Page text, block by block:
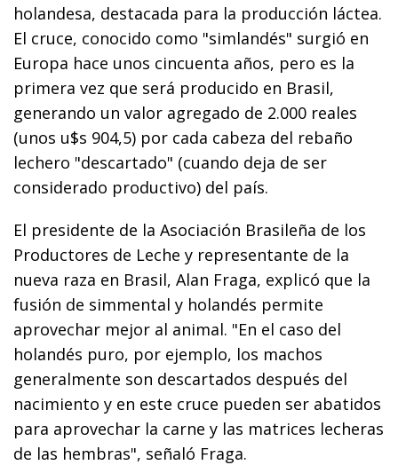
holandesa, destacada para la producción láctea.
El cruce, conocido como "simlandés" surgió en
Europa hace unos cincuenta años, pero es la
primera vez que será producido en Brasil,
generando un valor agregado de 2.000 reales
(unos u$s 904,5) por cada cabeza del rebaño
lechero "descartado" (cuando deja de ser
considerado productivo) del país.
El presidente de la Asociación Brasileña de los
Productores de Leche y representante de la
nueva raza en Brasil, Alan Fraga, explicó que la
fusión de simmental y holandés permite
aprovechar mejor al animal. "En el caso del
holandés puro, por ejemplo, los machos
generalmente son descartados después del
nacimiento y en este cruce pueden ser abatidos
para aprovechar la carne y las matrices lecheras
de las hembras", señaló Fraga.